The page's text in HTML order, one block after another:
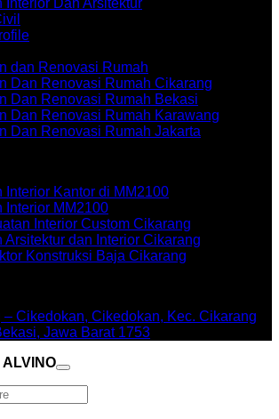
Interior Dan Arsitektur
dan Renovasi Rumah
Dan Renovasi Rumah Cikarang
Dan Renovasi Rumah Bekasi
Dan Renovasi Rumah Karawang
Dan Renovasi Rumah Jakarta
Interior Kantor di MM2100
Interior MM2100
Interior Custom Cikarang
Arsitektur dan Interior Cikarang
Konstruksi Baja Cikarang
Cikedokan, Cikedokan, Kec. Cikarang
Jawa Barat 1753
ALVINO